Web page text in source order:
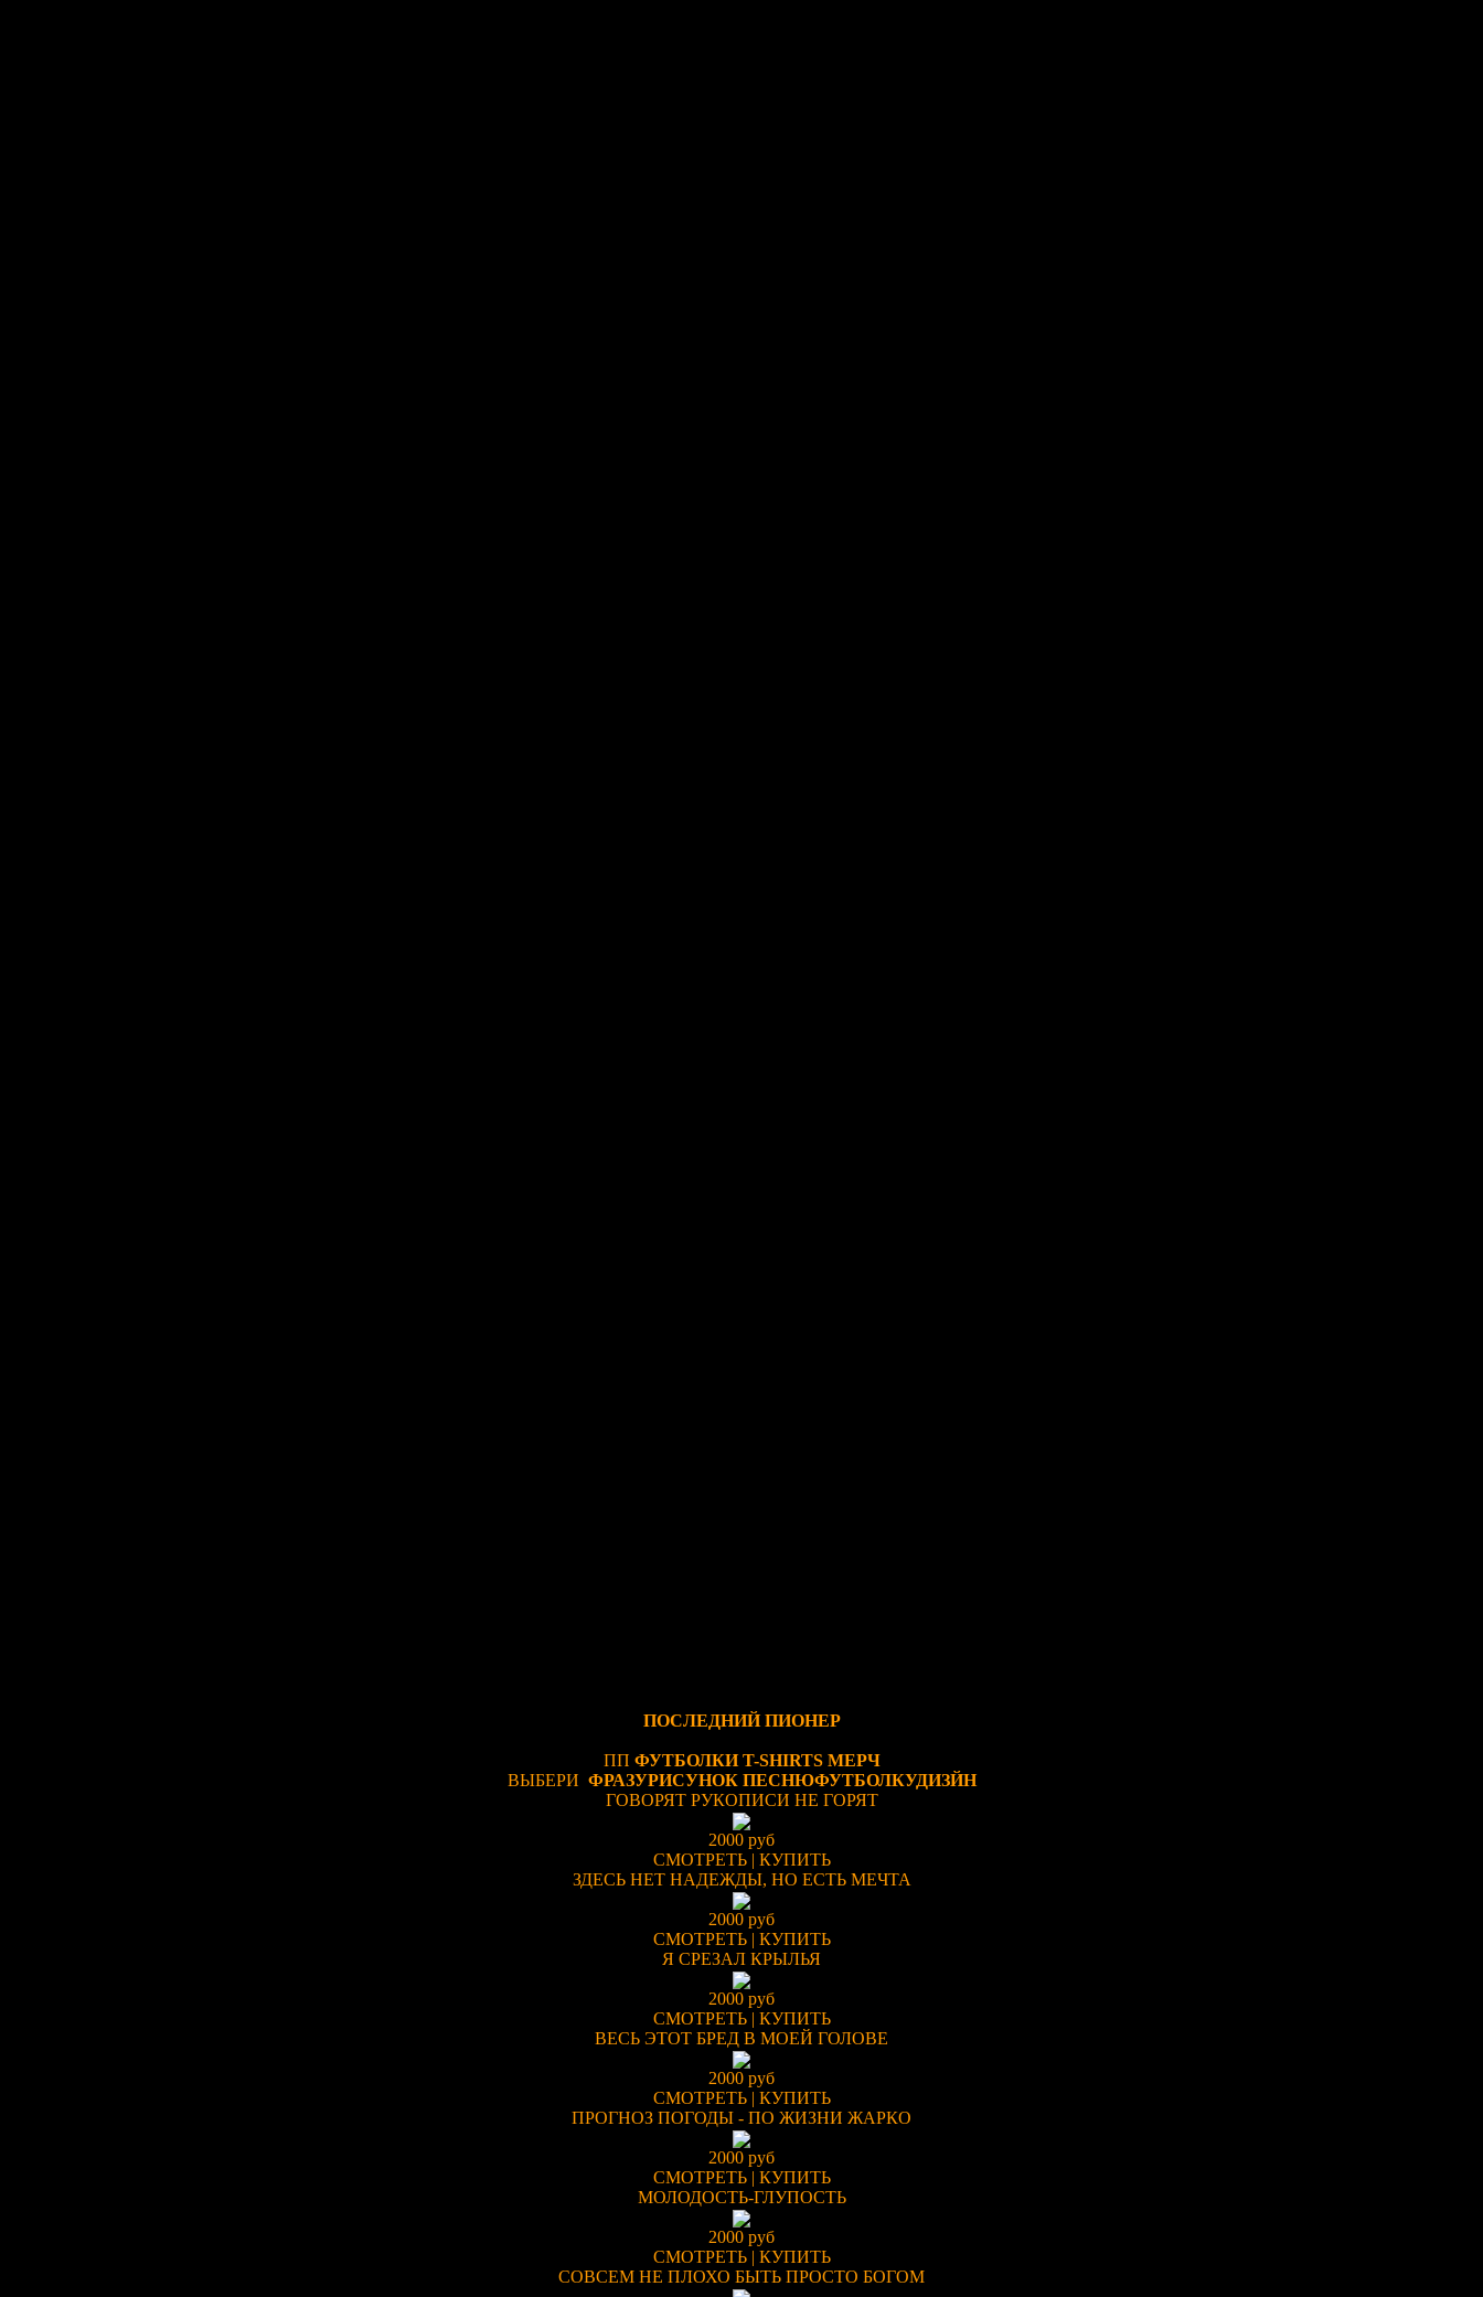
ПОСЛЕДНИЙ ПИОНЕР
ПП ФУТБОЛКИT-SHIRTSМЕРЧ
ВЫБЕРИ ФРАЗУРИСУНОКПЕСНЮФУТБОЛКУДИЗЙН
ГОВОРЯТ РУКОПИСИ НЕ ГОРЯТ
2000 руб
СМОТРЕТЬ| КУПИТЬ
ЗДЕСЬ НЕТ НАДЕЖДЫ, НО ЕСТЬ МЕЧТА
2000 руб
СМОТРЕТЬ| КУПИТЬ
Я СРЕЗАЛ КРЫЛЬЯ
2000 руб
СМОТРЕТЬ| КУПИТЬ
ВЕСЬ ЭТОТ БРЕД В МОЕЙ ГОЛОВЕ
2000 руб
СМОТРЕТЬ| КУПИТЬ
ПРОГНОЗ ПОГОДЫ - ПО ЖИЗНИ ЖАРКО
2000 руб
СМОТРЕТЬ| КУПИТЬ
МОЛОДОСТЬ-ГЛУПОСТЬ
2000 руб
СМОТРЕТЬ| КУПИТЬ
СОВСЕМ НЕ ПЛОХО БЫТЬ ПРОСТО БОГОМ